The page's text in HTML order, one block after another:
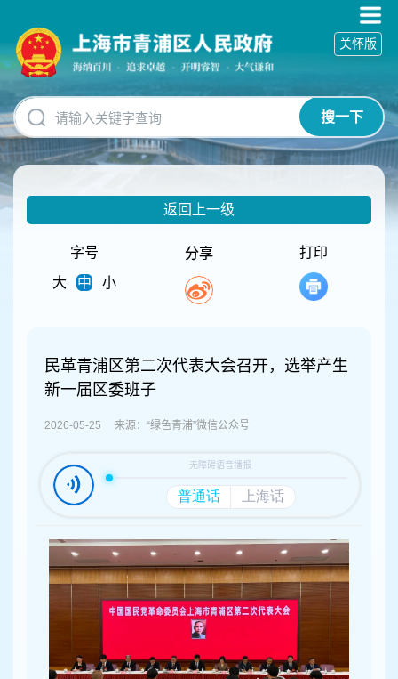
碍
操
明
跳
转
到
网
搜一下
关怀版
返回上一级
字号
大
中 小
分享 打印
民革青浦区第二次代表大会召开，选举产生
新一届区委班子
2026-05-25 来源：“绿色青浦”微信公众号